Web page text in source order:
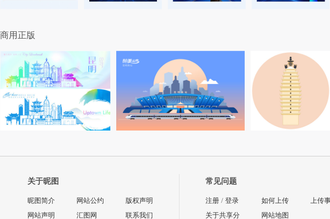
商用正版
关于昵图
昵图简介
网站声明
网站公约
汇图网
版权声明
联系我们
常见问题
注册 / 登录
关于共享分
如何上传
网站地图
上传